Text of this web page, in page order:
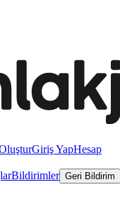
Giriş YapHesap
Bildirimler Geri Bildirim